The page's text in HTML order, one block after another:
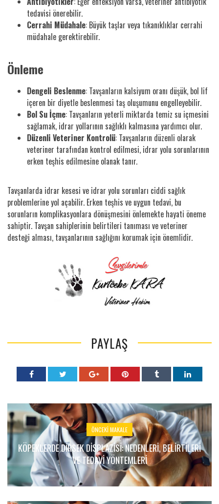
tedavisi önerebilir.
Cerrahi Müdahale: Büyük taşlar veya tıkanıklıklar cerrahi
müdahale gerektirebilir.
Önleme
Dengeli Beslenme: Tavşanların kalsiyum oranı düşük, bol lif
içeren bir diyetle beslenmesi taş oluşumunu engelleyebilir.
Bol Su İçme: Tavşanların yeterli miktarda temiz su içmesini
sağlamak, idrar yollarının sağlıklı kalmasına yardımcı olur.
Düzenli Veteriner Kontrolü: Tavşanların düzenli olarak
veteriner tarafından kontrol edilmesi, idrar yolu sorunlarının
erken teşhis edilmesine olanak tanır.
Tavşanlarda idrar kesesi ve idrar yolu sorunları ciddi sağlık
problemlerine yol açabilir. Erken teşhis ve uygun tedavi, bu
sorunların komplikasyonlara dönüşmesini önlemekte hayati öneme
sahiptir. Tavşan sahiplerinin belirtileri tanıması ve veteriner
desteği alması, tavşanlarının sağlığını korumak için önemlidir.
PAYLAŞ
ÖNCEKI MAKALE
KÖPEKLERDE DIRSEK DISPLAZISI: NEDENLERI, BELIRTILERI
VE TEDAVI YÖNTEMLERI